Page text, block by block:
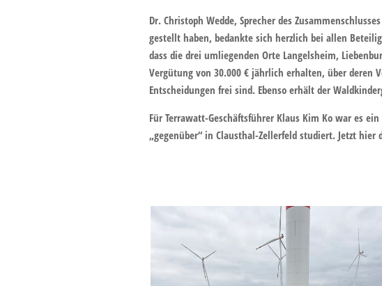
Dr. Christoph Wedde, Sprecher des
gestellt haben, bedankte sich herzlich bei allen
dass die drei umliegenden Orte Langelsheim,
Vergütung von 30.000 € jährlich erhalten, über deren
Entscheidungen frei sind. Ebenso erhält der
Für Terrawatt-Geschäftsführer Klaus Kim Ko war es
„gegenüber“ in Clausthal-Zellerfeld studiert. Jetzt